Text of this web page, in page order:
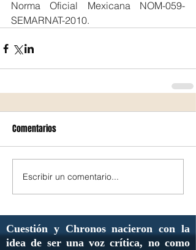
Norma Oficial Mexicana NOM-059-
SEMARNAT-2010.
Comentarios
Escribir un comentario...
Cuestión y Chronos nacieron con la
idea de ser una voz crítica, no como